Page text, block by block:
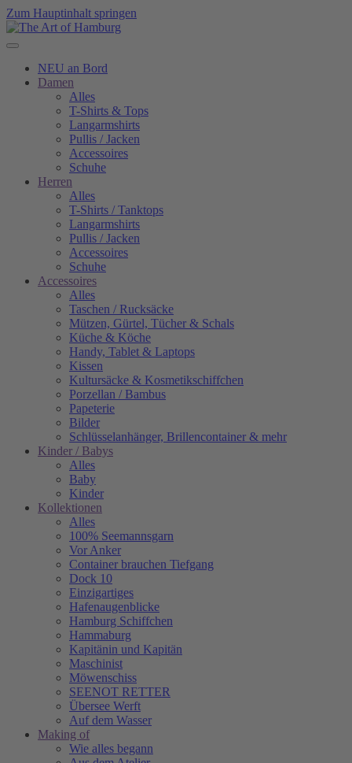
Zum Hauptinhalt springen
NEU an Bord
Damen
Alles
T-Shirts & Tops
Langarmshirts
Pullis / Jacken
Accessoires
Schuhe
Herren
Alles
T-Shirts / Tanktops
Langarmshirts
Pullis / Jacken
Accessoires
Schuhe
Accessoires
Alles
Taschen / Rucksäcke
Mützen, Gürtel, Tücher & Schals
Küche & Köche
Handy, Tablet & Laptops
Kissen
Kultursäcke & Kosmetikschiffchen
Porzellan / Bambus
Papeterie
Bilder
Schlüsselanhänger, Brillencontainer & mehr
Kinder / Babys
Alles
Baby
Kinder
Kollektionen
Alles
100% Seemannsgarn
Vor Anker
Container brauchen Tiefgang
Dock 10
Einzigartiges
Hafenaugen­blicke
Hamburg Schiffchen
Hammaburg
Kapitänin und Kapitän
Maschinist
Möwenschiss
SEENOT RETTER
Übersee Werft
Auf dem Wasser
Making of
Wie alles begann